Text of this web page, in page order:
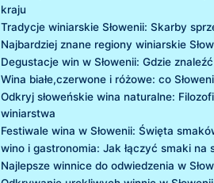
kraju
Tradycje​ winiarskie Słowenii: Skarby
Najbardziej znane regiony winiarskie
Degustacje win w Słowenii: Gdzie
Wina białe,czerwone i różowe: co
Odkryj słoweńskie wina naturalne:
winiarstwa
Festiwale wina w Słowenii: Święta
wino i gastronomia: Jak‍ łączyć smaki na
Najlepsze winnice do odwiedzenia w